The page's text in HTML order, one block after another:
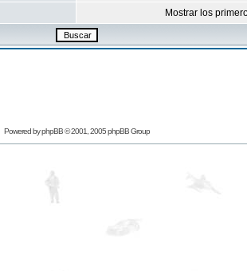
Mostrar los
Powered byphpBB© 2001, 2005 phpBB Group